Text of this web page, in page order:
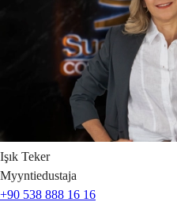
Işık Teker
Myyntiedustaja
+90 538 888 16 16